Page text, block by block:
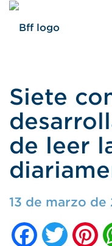
Siete
de leer
13 de marzo de
FacebookTwitter